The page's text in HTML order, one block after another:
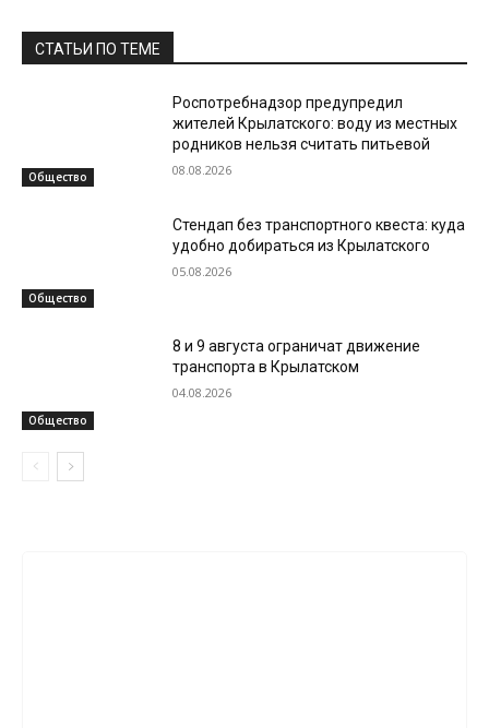
СТАТЬИ ПО ТЕМЕ
Общество
Роспотребнадзор предупредил
жителей Крылатского: воду из местных
родников нельзя считать питьевой
08.08.2026
Общество
Стендап без транспортного квеста: куда
удобно добираться из Крылатского
05.08.2026
Общество
8 и 9 августа ограничат движение
транспорта в Крылатском
04.08.2026